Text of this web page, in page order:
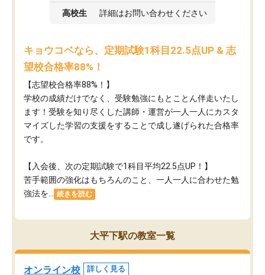
高校生 詳細はお問い合わせください
キョウコベなら、定期試験1科目22.5点UP & 志
望校合格率88%！
【志望校合格率88%！】
学校の成績だけでなく、受験勉強にもとことん伴走いたし
ます！受験を知り尽くした講師・運営が​一人一人にカスタ
マイズした学習の支援をすることで成し遂げられた合格率
です。
【入会後、次の定期試験で1科目平均22.5点UP！】
苦手範囲の強化はもちろんのこと、​一人一人に合わせた勉
強法を...
続きを読む
大平下駅の教室一覧
オンライン校 詳しく見る